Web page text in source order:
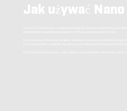
Jak używać Nano